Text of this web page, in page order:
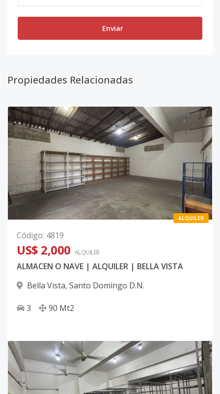
Enviar
Propiedades Relacionadas
ALQUILER
Código: 4819
US$ 2,000 ALQUILER
ALMACEN O NAVE | ALQUILER | BELLA VISTA
Bella Vista, Santo Domingo D.N.
3 90 Mt2